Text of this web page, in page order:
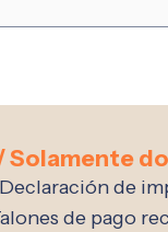
Solamente
de
de pago